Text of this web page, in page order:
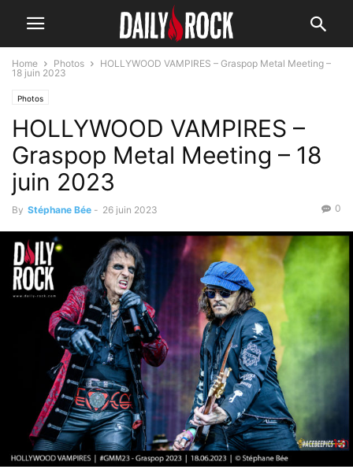
Home Photos
HOLLYWOOD VAMPIRES – Graspop Metal Meeting –
18 juin 2023
Photos
HOLLYWOOD VAMPIRES –
Graspop Metal Meeting – 18
juin 2023
By Stéphane Bée - 26 juin 2023 0